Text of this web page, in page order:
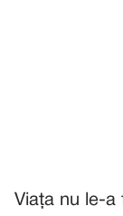
Viața nu le-a